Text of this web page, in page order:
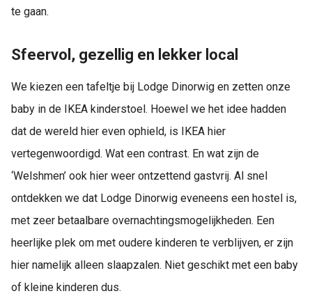
te gaan.
Sfeervol, gezellig en lekker local
We kiezen een tafeltje bij Lodge Dinorwig en zetten onze
baby in de IKEA kinderstoel. Hoewel we het idee hadden
dat de wereld hier even ophield, is IKEA hier
vertegenwoordigd. Wat een contrast. En wat zijn de
‘Welshmen’ ook hier weer ontzettend gastvrij. Al snel
ontdekken we dat Lodge Dinorwig eveneens een hostel is,
met zeer betaalbare overnachtingsmogelijkheden. Een
heerlijke plek om met oudere kinderen te verblijven, er zijn
hier namelijk alleen slaapzalen. Niet geschikt met een baby
of kleine kinderen dus.